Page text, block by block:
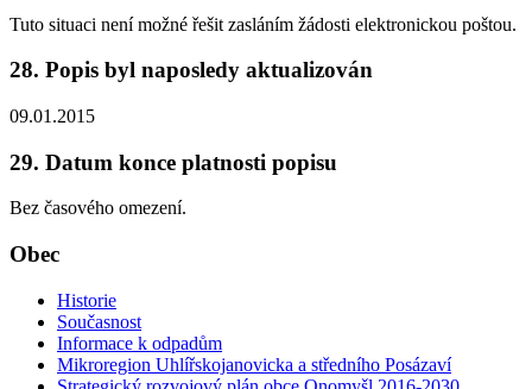
Tuto situaci není možné řešit zasláním žádosti elektronickou poštou.
28. Popis byl naposledy aktualizován
09.01.2015
29. Datum konce platnosti popisu
Bez časového omezení.
Obec
Historie
Současnost
Informace k odpadům
Mikroregion Uhlířskojanovicka a středního Posázaví